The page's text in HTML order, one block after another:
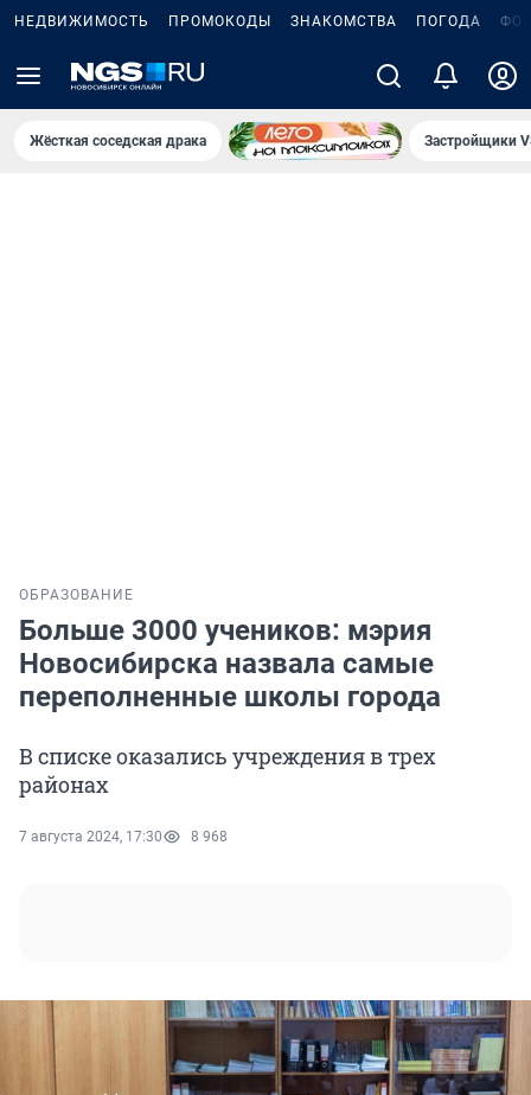
НЕДВИЖИМОСТЬ ПРОМОКОДЫ ЗНАКОМСТВА ПОГОДА
Жёсткая соседская драка Застройщики
ОБРАЗОВАНИЕ
Больше 3000 учеников: мэрия
Новосибирска назвала самые
переполненные школы города
В списке оказались учреждения в трех
районах
7 августа 2024, 17:30 8 968